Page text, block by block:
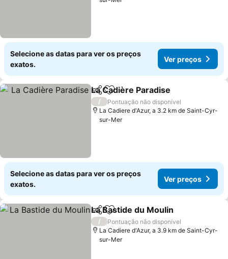
Selecione as datas para ver os preços
exatos.
Ver preços
PartilharAdicionar aos favoritos
La Cadière Paradise
/
Pontuação não disponível
La Cadiere d'Azur, a 3.2 km de Saint-Cyr-
sur-Mer
Selecione as datas para ver os preços
exatos.
Ver preços
PartilharAdicionar aos favoritos
La Bastide du Moulin
/
Pontuação não disponível
La Cadiere d'Azur, a 3.9 km de Saint-Cyr-
sur-Mer